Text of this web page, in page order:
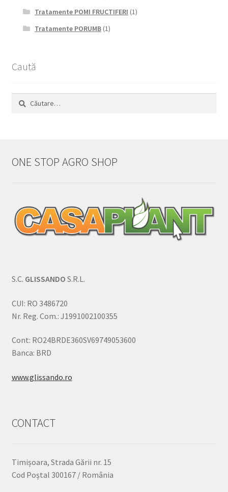
Tratamente POMI FRUCTIFERI (1)
Tratamente PORUMB(1)
Caută
Caută
ONE STOP AGRO SHOP
S.C. GLISSANDO S.R.L.
CUI: RO 3486720
Nr. Reg. Com.: J1991002100355
Cont: RO24BRDE360SV69749053600
Banca: BRD
www.glissando.ro
CONTACT
Timișoara, Strada Gării nr. 15
Cod Poștal 300167 / România